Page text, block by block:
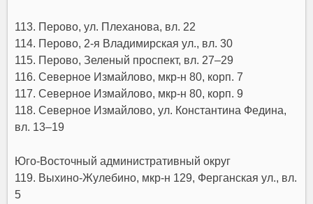
113. Перово, ул. Плеханова, вл. 22
114. Перово, 2-я Владимирская ул., вл. 30
115. Перово, Зеленый проспект, вл. 27–29
116. Северное Измайлово, мкр-н 80, корп. 7
117. Северное Измайлово, мкр-н 80, корп. 9
118. Северное Измайлово, ул. Константина Федина,
вл. 13–19
Юго-Восточный административный округ
119. Выхино-Жулебино, мкр-н 129, Ферганская ул., вл.
5